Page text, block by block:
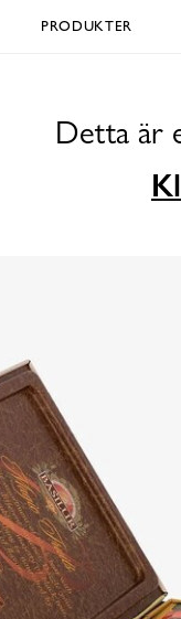
PRODUKTER
Detta är